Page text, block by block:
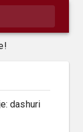
dashuri